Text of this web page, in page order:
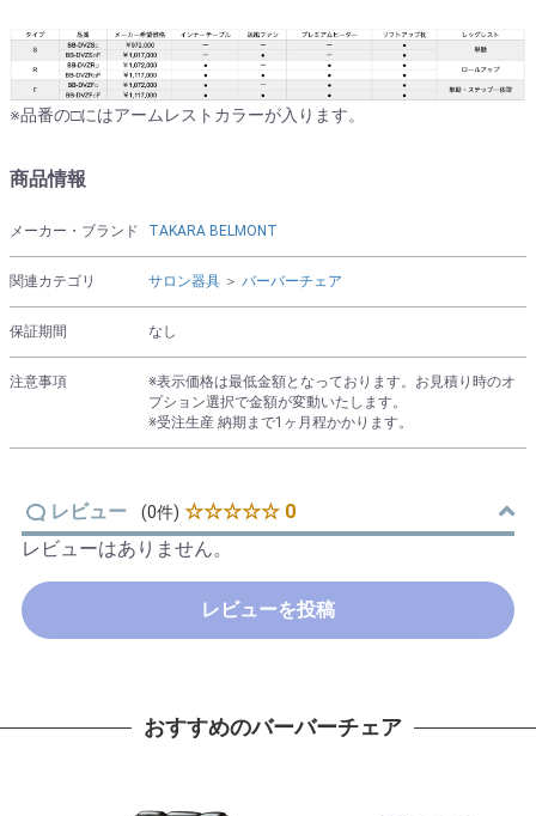
※品番の□にはアームレストカラーが入ります。
商品情報
メーカー・ブランド TAKARA BELMONT
関連カテゴリ サロン器具 ＞ バーバーチェア
保証期間 なし
注意事項
※表示価格は最低金額となっております。お見積り時のオ
プション選択で金額が変動いたします。
※受注生産 納期まで1ヶ月程かかります。
レビュー (0件) ☆☆☆☆☆ 0
レビューはありません。
レビューを投稿
おすすめのバーバーチェア